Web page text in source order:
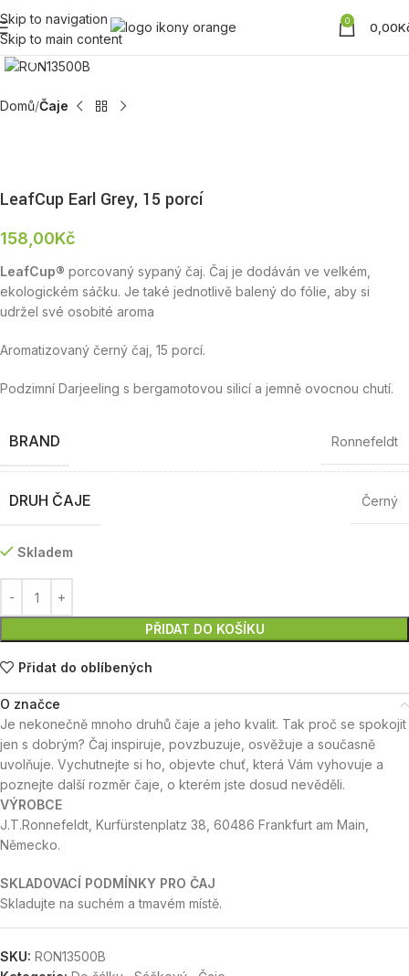
Skip to navigation
Skip to main content
0 0,00
Zobrazit produktovou fotku
Domů Čaje
LeafCup Earl Grey, 15 porcí
158,00Kč
LeafCup® porcovaný sypaný čaj. Čaj je dodáván ve velkém,
ekologickém sáčku. Je také jednotlivě balený do fólie, aby si
udržel své osobité aroma
Aromatizovaný černý čaj, 15 porcí.
Podzimní Darjeeling s bergamotovou silicí a jemně ovocnou chutí.
BRAND Ronnefeldt
DRUH ČAJE Černý
Skladem
PŘIDAT DO KOŠÍKU
Přidat do oblíbených
O značce
Je nekonečně mnoho druhů čaje a jeho kvalit. Tak proč se spokojit
jen s dobrým? Čaj inspiruje, povzbuzuje, osvěžuje a současně
uvolňuje. Vychutnejte si ho, objevte chuť, která Vám vyhovuje a
poznejte další rozměr čaje, o kterém jste dosud nevěděli.
VÝROBCE
J.T.Ronnefeldt, Kurfürstenplatz 38, 60486 Frankfurt am Main,
Německo.
SKLADOVACÍ PODMÍNKY PRO ČAJ
Skladujte na suchém a tmavém místě.
SKU: RON13500B